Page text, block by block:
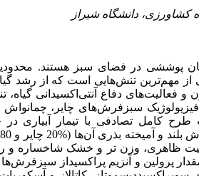
کشاورزی، دانشگاه شیراز
پوششی در فضای سبز هستند.
از مهمترین تنش‌‌هایی است که از رشد
و فعالیت‌‌های دفاع آنتی‌‌اکسیدانی گیاه،
سبزفرش‌‌های چایر، چمانواش
طرح کامل تصادفی با تیمار آبیاری
بذری آن‌‌ها (%20 چایر و 80% چمانواش بلند)
ظاهری، وزن تر و خشک شاخساره و
پرولین و آنزیم پراکسیداز